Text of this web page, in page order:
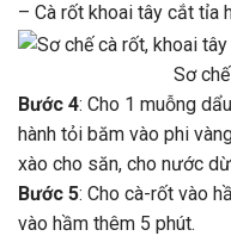
– Cà rốt khoai tây cắt tỉa
Sơ
Bước 4: Cho 1 muỗng
hành tỏi băm vào phi
xào cho săn, cho nước
Bước 5: Cho cà-rốt vào
vào hầm thêm 5 phút.